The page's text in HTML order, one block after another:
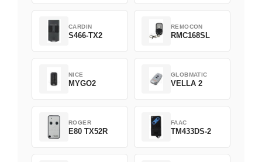
CARDIN
S466-TX2
REMOCON
RMC168SL
NICE
MYGO2
GLOBMATIC
VELLA 2
ROGER
E80 TX52R
FAAC
TM433DS-2